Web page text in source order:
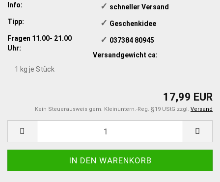
Info:
✓ ​schneller Versand
Tipp:
✓ ​Geschenkidee
Fragen 11.00- 21.00
Uhr:
✓ ​ 037384 80945
Versandgewicht ca:
1 kg je Stück
17,99 EUR
Kein Steuerausweis gem. Kleinuntern.-Reg. §19 UStG zzgl. Versand